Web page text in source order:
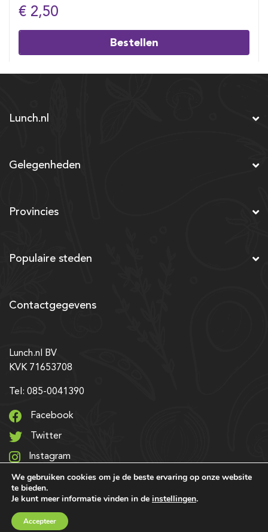
€ 2,50
Bestellen
Lunch.nl
Gelegenheden
Provincies
Populaire steden
Contactgegevens
Lunch.nl BV
KVK 71653708
Tel: 085-0041390
Facebook
Twitter
Instagram
LinkedIn
© 2026 Alle rechten voorbehouden | Ontwerp & realisatie:
We gebruiken cookies om je de beste ervaring op onze website
te bieden.
Je kunt meer informatie vinden in de instellingen.
Accepteer